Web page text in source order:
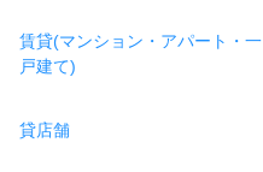
賃貸(マンション・アパート・一
戸建て)
貸店舗